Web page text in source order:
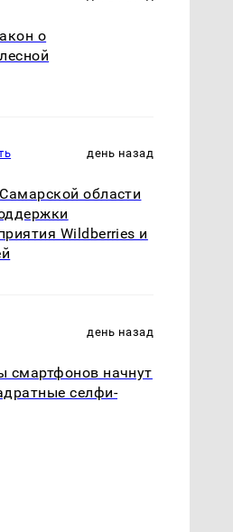
о
день назад
области
Wildberries и
день назад
смартфонов начнут
селфи-